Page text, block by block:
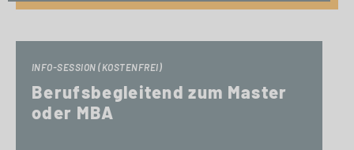
INFO-SESSION (KOSTENFREI)
Berufsbegleitend zum Master
oder MBA